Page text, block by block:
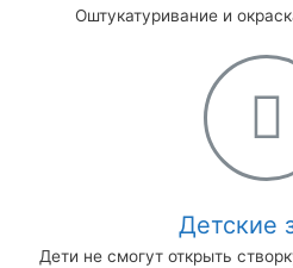
Оштукатуривание и
Детские
Дети не смогут открыть